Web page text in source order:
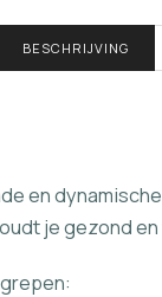
BESCHRIJVING
en
je gezond